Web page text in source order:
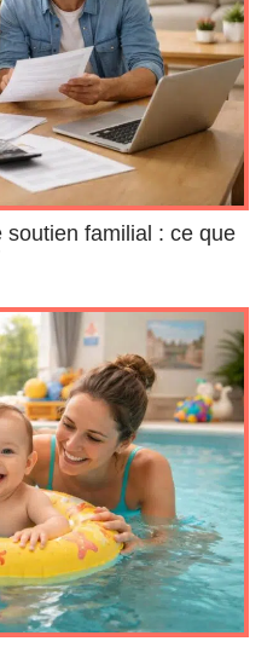
soutien familial : ce que